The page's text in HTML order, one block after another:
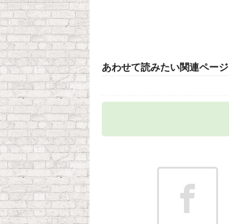
あわせて読みたい関連ページ